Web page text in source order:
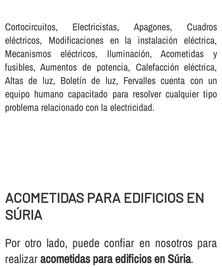
Cortocircuitos, Electricistas, Apagones, Cuadros
eléctricos, Modificaciones en la instalación eléctrica,
Mecanismos eléctricos, Iluminación, Acometidas y
fusibles, Aumentos de potencia, Calefacción eléctrica,
Altas de luz, Boletí­n de luz, Fervalles cuenta con un
equipo humano capacitado para resolver cualquier tipo
problema relacionado con la electricidad.
ACOMETIDAS PARA EDIFICIOS EN
SÚRIA
Por otro lado, puede confiar en nosotros para
realizaracometidas para edificios en Súria.